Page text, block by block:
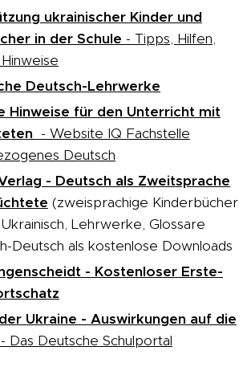
ukrainischer Kinder und
in der Schule - Tipps, Hilfen,
Deutsch-Lehrwerke
Hinweise für den Unterricht mit
- Website IQ Fachstelle
Deutsch
- Deutsch als Zweitsprache
(zweisprachige Kinderbücher
Lehrwerke, Glossare
Deutsch als kostenlose Downloads
- Kostenloser Erste-
Ukraine - Auswirkungen auf die
- Das Deutsche Schulportal